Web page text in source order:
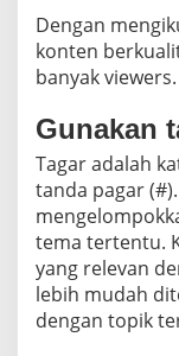
Dengan
konten
banyak viewers.
Gunakan
Tagar adalah
tanda pagar
tema tertentu.
yang relevan
lebih mudah
dengan topik